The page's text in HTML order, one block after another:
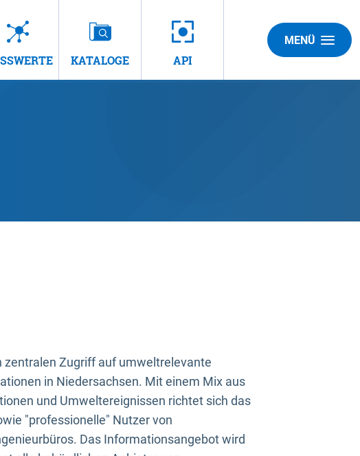
KATALOGE API
MENÜ
zentralen Zugriff auf umweltrelevante
in Niedersachsen. Mit einem Mix aus
und Umweltereignissen richtet sich das
"professionelle" Nutzer von
Das Informationsangebot wird